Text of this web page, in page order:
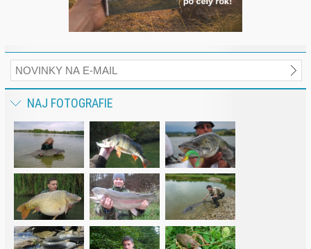
NAJ FOTOGRAFIE